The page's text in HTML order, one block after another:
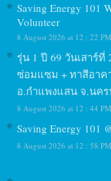
Saving Energy 101
Volunteer
8 August 2026 at 12 : 22 PM
รุ่น 1 ปี 69 วันเสาร์
ซ่อมแซม + ทาสีอาค
อ.กำแพงแสน จ.นค
8 August 2026 at 12 : 44 PM
Saving Energy 101
8 August 2026 at 12 : 58 PM